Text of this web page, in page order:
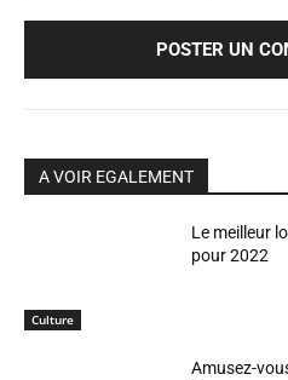
A VOIR EGALEMENT
Culture
Le meilleur
pour 2022
Amusez-